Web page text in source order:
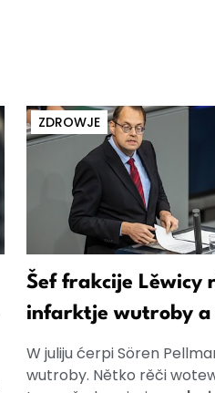
ZDROWJE
Šef frakcije Lěwicy
infarktje wutroby a
W juliju ćerpi Sören
wutroby. Nětko rěči